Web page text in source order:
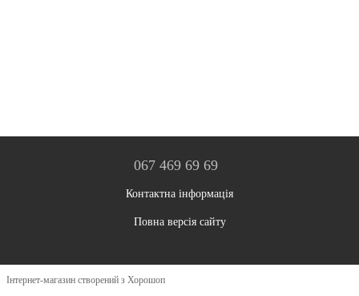
067 469 69 69
Контактна інформація
Повна версія сайту
Інтернет-магазин створений з Хорошоп